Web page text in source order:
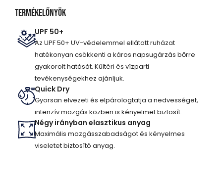
Termékelőnyök
UPF 50+
Az UPF 50+ UV-védelemmel ellátott ruházat
hatékonyan csökkenti a káros napsugárzás bőrre
gyakorolt hatását. Kültéri és vízparti
tevékenységekhez ajánljuk.
Quick Dry
Gyorsan elvezeti és elpárologtatja a nedvességet,
intenzív mozgás közben is kényelmet biztosít.
Négy irányban elasztikus anyag
Maximális mozgásszabadságot és kényelmes
viseletet biztosító anyag.